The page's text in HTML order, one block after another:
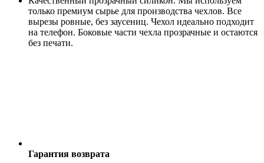
только премиум сырье для производства чехлов. Все
вырезы ровные, без заусениц. Чехол идеально подходит
на телефон. Боковые части чехла прозрачные и остаются
без печати.
Гарантия возврата